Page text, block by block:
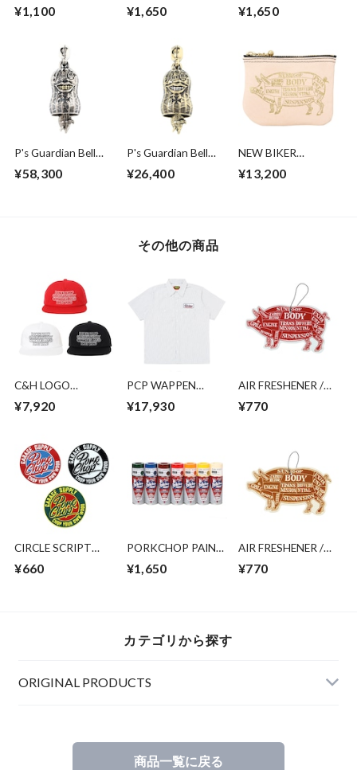
¥1,100 ¥1,650 ¥1,650
P's Guardian Bell
¥58,300
P's Guardian Bell
¥26,400
NEW BIKER
¥13,200
その他の商品
C&H LOGO
¥7,920
PCP WAPPEN
SHIRT/D.NAVY
¥17,930
AIR FRESHENER /
¥770
CIRCLE SCRIPT
¥660
PORKCHOP PAINT
SPRAY/GLOSS
¥1,650
AIR FRESHENER /
¥770
カテゴリから探す
ORIGINAL PRODUCTS
商品一覧に戻る